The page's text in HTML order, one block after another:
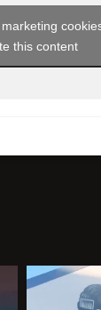
this content